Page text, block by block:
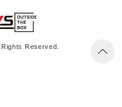
Reserved.